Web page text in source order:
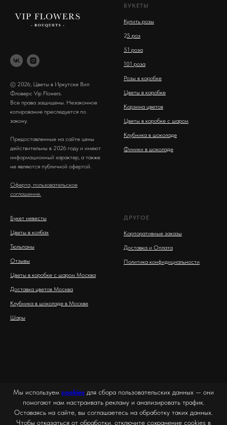
© 2026, Цветы в Иркутске Вип
Фловерс Vip Flowers.
Все права защищены. Незаконное
копирование преследуется по
закону.
Предоставленные на сайте цены
действительны в 2026 году и имеют
информационный характер, а также
не являются публичной офертой.
Оферта, пользовательское
соглашение.
БУКЕТЫ
Купить розы
25 роз
51 роза
101 роза
Розы в коробке
Цветы в коробке
Корзина цветов
Цветы в коробке с шаром
Клубника в шоколаде
Финики в шоколаде
Букет невесты
Цветы в колбах
Тюльпаны
Отзывы
Цветы в коробке с шаром Москва
Доставка цветов Москва
Клубника в шоколаде в Москве
Шары
ДРУГОЕ
Корпоративные заказы
Доставка и Оплата
Политика конфидициальности
Мы используем cookies для сбора пользовательских данных — они
помогают нам настраивать рекламу и анализировать трафик.
Оставаясь на сайте, вы соглашаетесь на обработку таких данных.
Чтобы отказаться от обработки, отключите сохранение cookies в